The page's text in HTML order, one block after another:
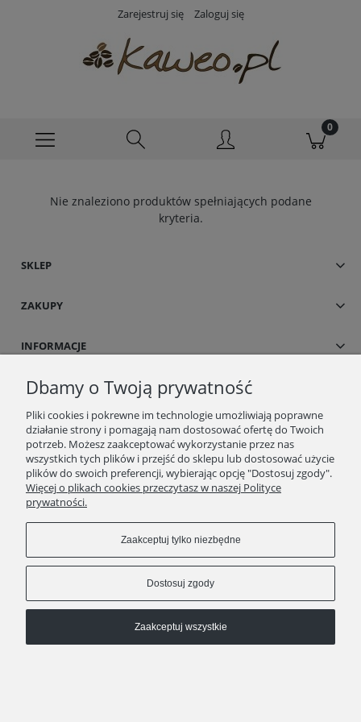
Zarejestruj się Zaloguj się
Nie znaleziono produktów spełniających podane
kryteria.
SKLEP
ZAKUPY
INFORMACJE
kontakt511 29 29 99
KAWEO since 2008
Pokaż pełną wersję strony
Sklep internetowy Shoper Premium
Dbamy o Twoją prywatność
Pliki cookies i pokrewne im technologie umożliwiają poprawne
działanie strony i pomagają nam dostosować ofertę do Twoich
potrzeb. Możesz zaakceptować wykorzystanie przez nas
wszystkich tych plików i przejść do sklepu lub dostosować użycie
plików do swoich preferencji, wybierając opcję "Dostosuj zgody".
Więcej o plikach cookies przeczytasz w naszej Polityce
prywatności.
Zaakceptuj tylko niezbędne
Dostosuj zgody
Zaakceptuj wszystkie